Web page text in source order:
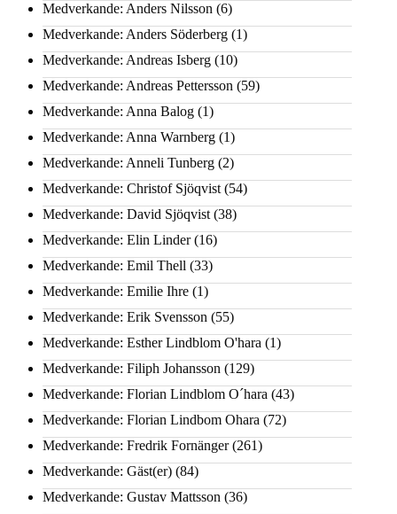
Medverkande: Anders Nilsson (6)
Medverkande: Anders Söderberg (1)
Medverkande: Andreas Isberg (10)
Medverkande: Andreas Pettersson (59)
Medverkande: Anna Balog (1)
Medverkande: Anna Warnberg (1)
Medverkande: Anneli Tunberg (2)
Medverkande: Christof Sjöqvist (54)
Medverkande: David Sjöqvist (38)
Medverkande: Elin Linder(16)
Medverkande: Emil Thell (33)
Medverkande: Emilie Ihre (1)
Medverkande: Erik Svensson (55)
Medverkande: Esther Lindblom O'hara (1)
Medverkande: Filiph Johansson (129)
Medverkande: Florian Lindblom O´hara (43)
Medverkande: Florian Lindbom Ohara (72)
Medverkande: Fredrik Fornänger(261)
Medverkande: Gäst(er) (84)
Medverkande: Gustav Mattsson (36)